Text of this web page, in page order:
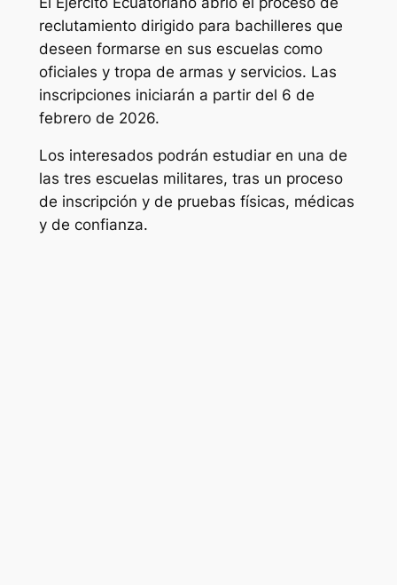
reclutamiento dirigido para bachilleres que
deseen formarse en sus escuelas como
oficiales y tropa de armas y servicios. Las
inscripciones iniciarán a partir del 6 de
febrero de 2026.
Los interesados podrán estudiar en una de
las tres escuelas militares, tras un proceso
de inscripción y de pruebas físicas, médicas
y de confianza.